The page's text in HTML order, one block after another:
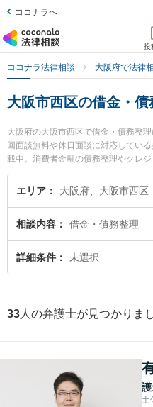
ココナラへ
投
ココナラ法律相談 大阪府で法律
大阪市西区の借金・
大阪府の大阪市西区で借金・債務整
回面談無料や休日面談に対応してい
載中。消費者金融の債務整理やクレ
理等の細かな分野での絞り込み検索
所の有田 和生弁護士や川村・藤岡綜
理のトラブルを今すぐに弁護士に相
決の実績豊富な近くの弁護士を検索
を法律相談できる大阪市西区内の弁
エリア 大阪府、大阪市西区
相談内容 借金・債務整理
詳細条件 未選択
33 人の弁護士が見つかりま
土